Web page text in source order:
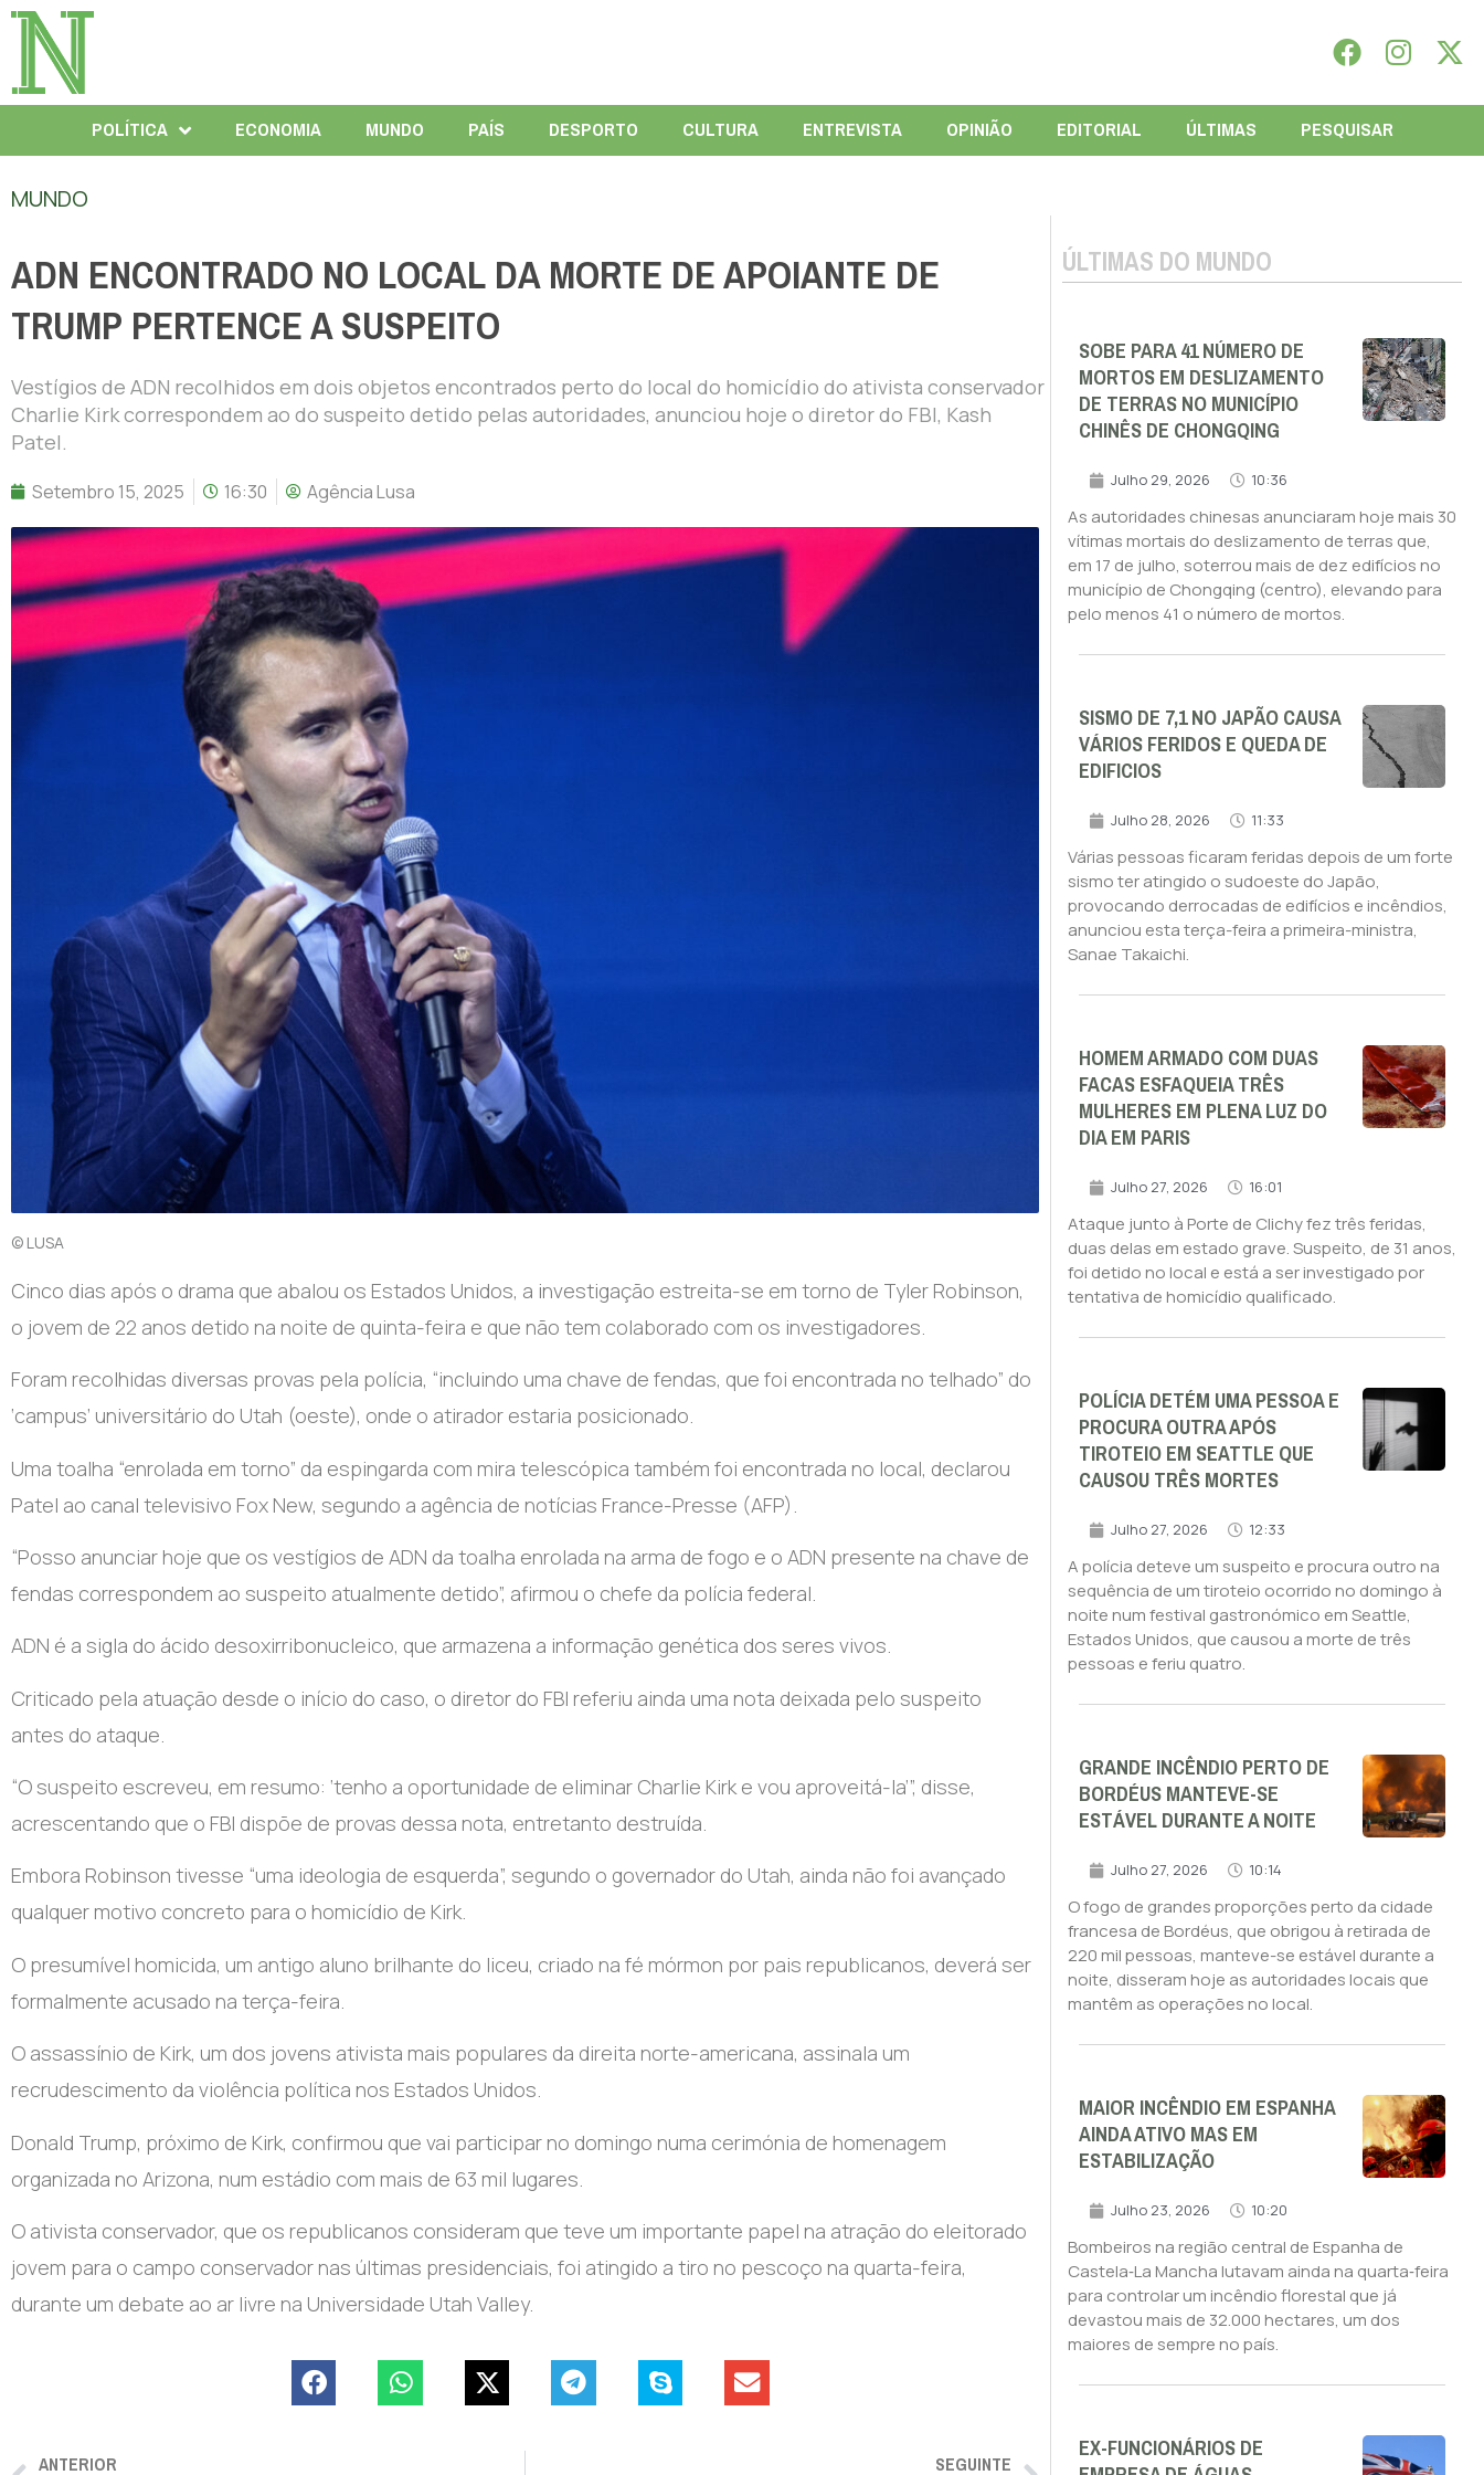
POLÍTICA ECONOMIA MUNDO PAÍS DESPORTO CULTURA ENTREVISTA OPINIÃO EDITORIAL ÚLTIMAS PESQUISAR
MUNDO
ADN ENCONTRADO NO LOCAL DA MORTE DE APOIANTE DE
TRUMP PERTENCE A SUSPEITO
Vestígios de ADN recolhidos em dois objetos encontrados perto do local do homicídio do ativista conservador
Charlie Kirk correspondem ao do suspeito detido pelas autoridades, anunciou hoje o diretor do FBI, Kash
Patel.
Setembro 15, 2025 16:30 Agência Lusa
© LUSA
Cinco dias após o drama que abalou os Estados Unidos, a investigação estreita-se em torno de Tyler Robinson,
o jovem de 22 anos detido na noite de quinta-feira e que não tem colaborado com os investigadores.
Foram recolhidas diversas provas pela polícia, “incluindo uma chave de fendas, que foi encontrada no telhado” do
‘campus’ universitário do Utah (oeste), onde o atirador estaria posicionado.
Uma toalha “enrolada em torno” da espingarda com mira telescópica também foi encontrada no local, declarou
Patel ao canal televisivo Fox New, segundo a agência de notícias France-Presse (AFP).
“Posso anunciar hoje que os vestígios de ADN da toalha enrolada na arma de fogo e o ADN presente na chave de
fendas correspondem ao suspeito atualmente detido”, afirmou o chefe da polícia federal.
ADN é a sigla do ácido desoxirribonucleico, que armazena a informação genética dos seres vivos.
Criticado pela atuação desde o início do caso, o diretor do FBI referiu ainda uma nota deixada pelo suspeito
antes do ataque.
“O suspeito escreveu, em resumo: ‘tenho a oportunidade de eliminar Charlie Kirk e vou aproveitá-la’”, disse,
acrescentando que o FBI dispõe de provas dessa nota, entretanto destruída.
Embora Robinson tivesse “uma ideologia de esquerda”, segundo o governador do Utah, ainda não foi avançado
qualquer motivo concreto para o homicídio de Kirk.
O presumível homicida, um antigo aluno brilhante do liceu, criado na fé mórmon por pais republicanos, deverá ser
formalmente acusado na terça-feira.
O assassínio de Kirk, um dos jovens ativista mais populares da direita norte-americana, assinala um
recrudescimento da violência política nos Estados Unidos.
Donald Trump, próximo de Kirk, confirmou que vai participar no domingo numa cerimónia de homenagem
organizada no Arizona, num estádio com mais de 63 mil lugares.
O ativista conservador, que os republicanos consideram que teve um importante papel na atração do eleitorado
jovem para o campo conservador nas últimas presidenciais, foi atingido a tiro no pescoço na quarta-feira,
durante um debate ao ar livre na Universidade Utah Valley.
ANTERIOR SEGUINTE
ÚLTIMAS DO MUNDO
SOBE PARA 41 NÚMERO DE
MORTOS EM DESLIZAMENTO
DE TERRAS NO MUNICÍPIO
CHINÊS DE CHONGQING
Julho 29, 2026 10:36
As autoridades chinesas anunciaram hoje mais 30
vítimas mortais do deslizamento de terras que,
em 17 de julho, soterrou mais de dez edifícios no
município de Chongqing (centro), elevando para
pelo menos 41 o número de mortos.
SISMO DE 7,1 NO JAPÃO CAUSA
VÁRIOS FERIDOS E QUEDA DE
EDIFICIOS
Julho 28, 2026 11:33
Várias pessoas ficaram feridas depois de um forte
sismo ter atingido o sudoeste do Japão,
provocando derrocadas de edifícios e incêndios,
anunciou esta terça-feira a primeira-ministra,
Sanae Takaichi.
HOMEM ARMADO COM DUAS
FACAS ESFAQUEIA TRÊS
MULHERES EM PLENA LUZ DO
DIA EM PARIS
Julho 27, 2026 16:01
Ataque junto à Porte de Clichy fez três feridas,
duas delas em estado grave. Suspeito, de 31 anos,
foi detido no local e está a ser investigado por
tentativa de homicídio qualificado.
POLÍCIA DETÉM UMA PESSOA E
PROCURA OUTRA APÓS
TIROTEIO EM SEATTLE QUE
CAUSOU TRÊS MORTES
Julho 27, 2026 12:33
A polícia deteve um suspeito e procura outro na
sequência de um tiroteio ocorrido no domingo à
noite num festival gastronómico em Seattle,
Estados Unidos, que causou a morte de três
pessoas e feriu quatro.
GRANDE INCÊNDIO PERTO DE
BORDÉUS MANTEVE-SE
ESTÁVEL DURANTE A NOITE
Julho 27, 2026 10:14
O fogo de grandes proporções perto da cidade
francesa de Bordéus, que obrigou à retirada de
220 mil pessoas, manteve-se estável durante a
noite, disseram hoje as autoridades locais que
mantêm as operações no local.
MAIOR INCÊNDIO EM ESPANHA
AINDA ATIVO MAS EM
ESTABILIZAÇÃO
Julho 23, 2026 10:20
Bombeiros na região central de Espanha de
Castela‑La Mancha lutavam ainda na quarta‑feira
para controlar um incêndio florestal que já
devastou mais de 32.000 hectares, um dos
maiores de sempre no país.
EX-FUNCIONÁRIOS DE